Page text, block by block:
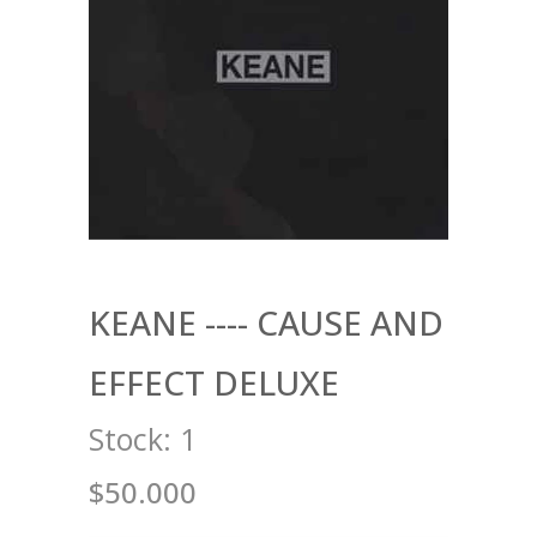
KEANE ---- CAUSE AND
EFFECT DELUXE
Stock: 1
$50.000